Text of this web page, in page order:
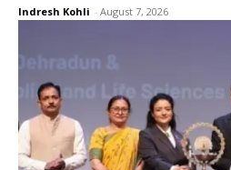
Indresh Kohli - August 7, 2026